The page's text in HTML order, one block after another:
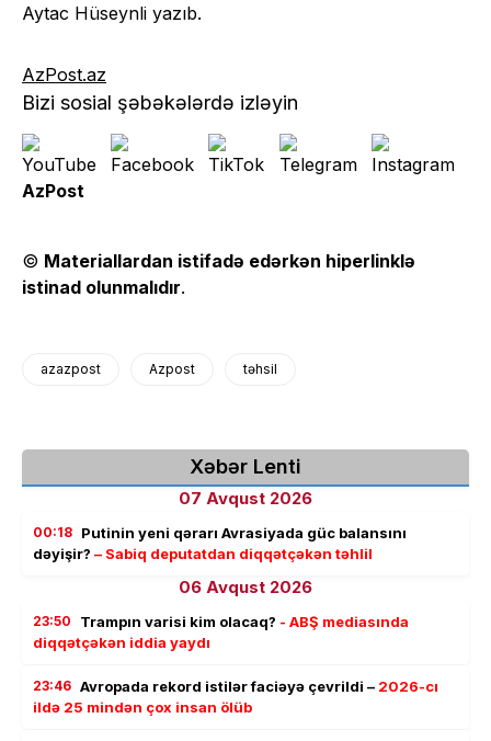
Aytac Hüseynli yazıb.
AzPost.az
Bizi sosial şəbəkələrdə izləyin
AzPost
© Materiallardan istifadə edərkən hiperlinklə
istinad olunmalıdır.
azazpost Azpost təhsil
Xəbər Lenti
07 Avqust 2026
00:18 Putinin yeni qərarı Avrasiyada güc balansını
dəyişir? – Sabiq deputatdan diqqətçəkən təhlil
06 Avqust 2026
23:50 Trampın varisi kim olacaq? - ABŞ mediasında
diqqətçəkən iddia yaydı
23:46 Avropada rekord istilər faciəyə çevrildi – 2026-cı
ildə 25 mindən çox insan ölüb